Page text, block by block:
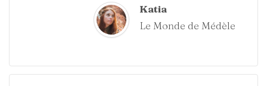
Katia
Le Monde de Médèle